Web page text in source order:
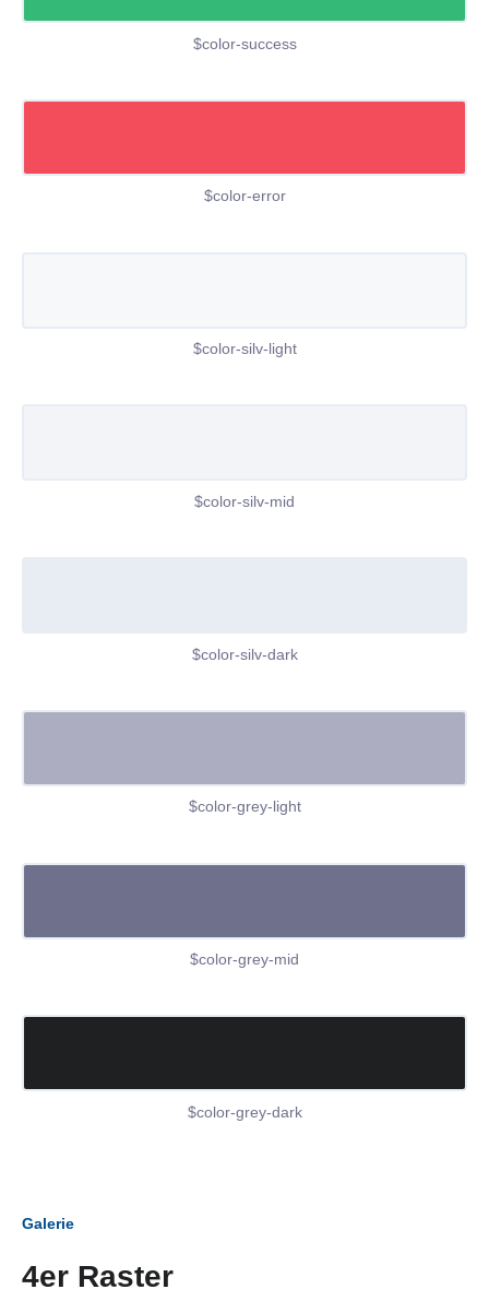
$color-success
$color-error
$color-silv-light
$color-silv-mid
$color-silv-dark
$color-grey-light
$color-grey-mid
$color-grey-dark
Galerie
4er Raster